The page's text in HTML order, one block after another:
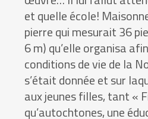
et quelle école!
pierre qui mesurait 36
6 m) qu’elle organisa
conditions de vie de la
s’était donnée et sur
aux jeunes filles, tant «
qu’autochtones, une